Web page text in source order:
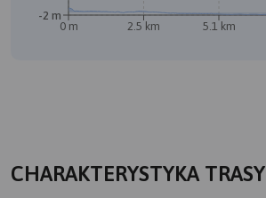
0 m 2.5 km 5.1 km
-2 m
CHARAKTERYSTYKA TRASY